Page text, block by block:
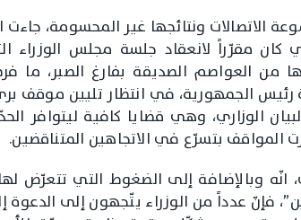
الاتصالات ونتائجها غير المحسومة، جاءت
كان مقرّراً لانعقاد جلسة مجلس
من العواصم الصديقة بفارغ الصبر، ما
الجمهورية، في انتظار تليين موقف
الوزاري، وهي قضايا كافية ليتوافر
المواقف بتسرّع في الاتجاهين المتناقضين.
فإنّ عدداً من الوزراء يتّجهون إلى